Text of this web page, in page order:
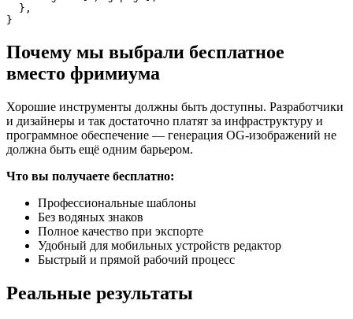
  },
Почему мы выбрали бесплатное
вместо фримиума
Хорошие инструменты должны быть доступны. Разработчики
и дизайнеры и так достаточно платят за инфраструктуру и
программное обеспечение — генерация OG-изображений не
должна быть ещё одним барьером.
Что вы получаете бесплатно:
Профессиональные шаблоны
Без водяных знаков
Полное качество при экспорте
Удобный для мобильных устройств редактор
Быстрый и прямой рабочий процесс
Реальные результаты